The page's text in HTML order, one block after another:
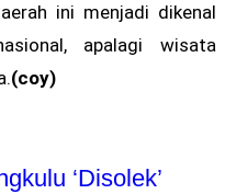
ini menjadi dikenal
apalagi wisata
(coy)
‘Disolek’